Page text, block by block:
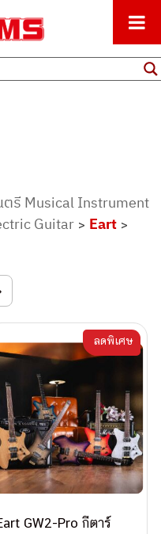
นถึงมืออาชีพ
ตรี Musical Instrument
Guitar> Eart>
GW2-Pro กีตาร์
ลดพิเศษ